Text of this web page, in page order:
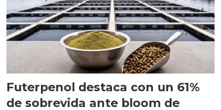
Futerpenol destaca con un 61%
de sobrevida ante bloom de